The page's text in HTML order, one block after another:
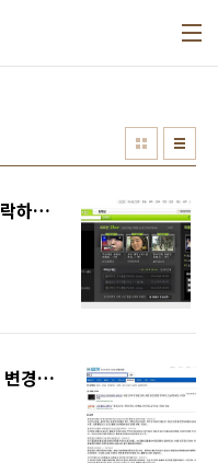
UCC 동영상 서비스가 계륵으로 전락하는가?
네이버가 또다시 지식iN의 URL을 변경한 것일까?